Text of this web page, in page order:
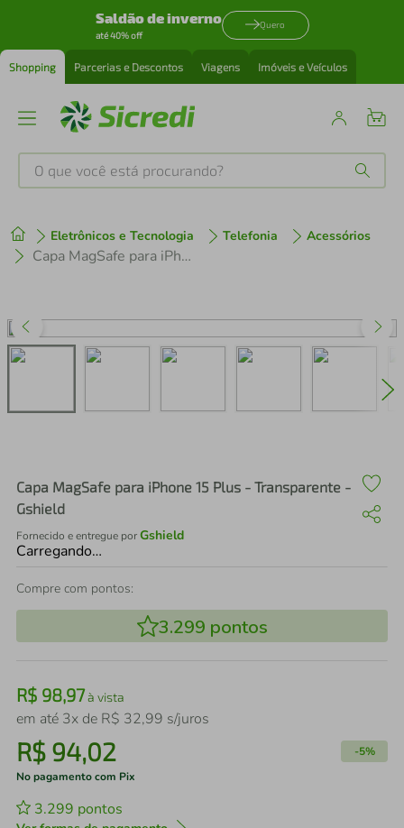
Saldão de inverno
até 40% off
Quero
Shopping Parcerias e Descontos Viagens Imóveis e Veículos
O que você está procurando?
Eletrônicos e Tecnologia Telefonia Acessórios
Capa MagSafe para iPhone 15 Plus - Transparente - Gshield
Capa MagSafe para iPhone 15 Plus - Transparente -
Gshield
Fornecido e entregue porGshield
Carregando…
Compre com pontos:
3.299 pontos
R$ 98,97à vista
em até 3x de R$ 32,99 s/juros
R$ 94,02 -5%
No pagamento com Pix
3.299 pontos
1º tenis
perfume